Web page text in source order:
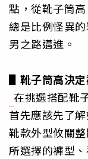
點，從靴子筒
總是比例怪異
男之路邁進。
▋靴子筒高決定
在挑選搭配靴
首先應該先了
靴款外型攸關
所選擇的褲型